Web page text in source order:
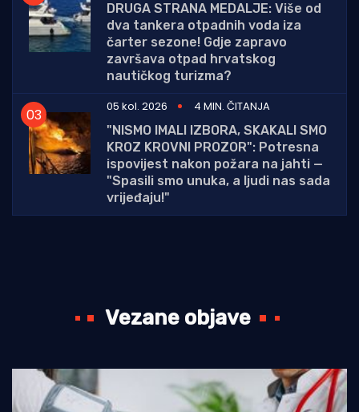
DRUGA STRANA MEDALJE: Više od
dva tankera otpadnih voda iza
čarter sezone! Gdje zapravo
završava otpad hrvatskog
nautičkog turizma?
05 kol. 2026
4 MIN. ČITANJA
"NISMO IMALI IZBORA, SKAKALI SMO
KROZ KROVNI PROZOR": Potresna
ispovijest nakon požara na jahti —
"Spasili smo unuka, a ljudi nas sada
vrijeđaju!"
Vezane objave